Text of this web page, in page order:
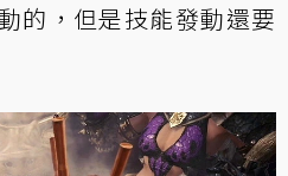
的，但是技能發動還要